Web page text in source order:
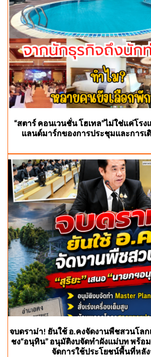
“สตาร์ คอนเวนชั่น โฮเทล”ไม่ใช่แค่โร
แลนด์มาร์กของการประชุมและการเ
จบดราม่า! ยันใช้ อ.คงจัดงานพืชสวนโลก
ชง“อนุทิน” อนุมัติงบจัดทำผังแม่บท พร้อ
จัดการใช้ประโยชน์พื้นที่หลั